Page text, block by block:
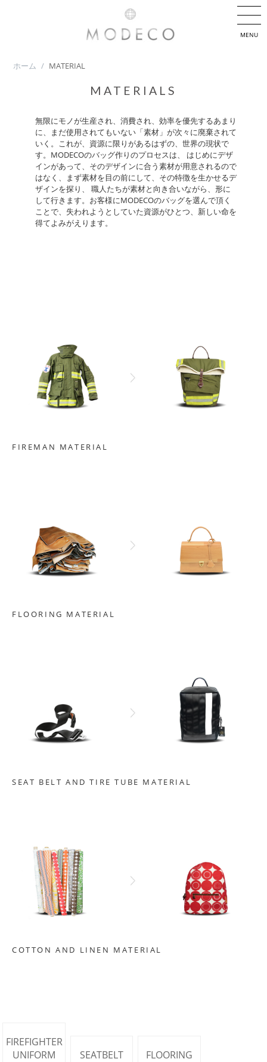
ホーム / MATERIAL
MATERIALS
無限にモノが生産され、消費され、効率を優先するあまり
に、まだ使用されてもいない「素材」が次々に廃棄されて
いく。これが、資源に限りがあるはずの、世界の現状で
す。MODECOのバッグ作りのプロセスは、 はじめにデザ
インがあって、そのデザインに合う素材が用意されるので
はなく、まず素材を目の前にして、その特徴を生かせるデ
ザインを探り、 職人たちが素材と向き合いながら、形に
して行きます。お客様にMODECOのバッグを選んで頂く
ことで、失われようとしていた資源がひとつ、新しい命を
得てよみがえります。
FIREMAN MATERIAL
FLOORING MATERIAL
SEAT BELT AND TIRE TUBE MATERIAL
COTTON AND LINEN MATERIAL
FIREFIGHTER
UNIFORM
SEATBELT FLOORING
MENU